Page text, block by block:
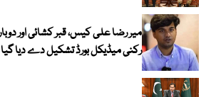
رکنی میڈیکل بورڈ تشکیل دے دیا گیا